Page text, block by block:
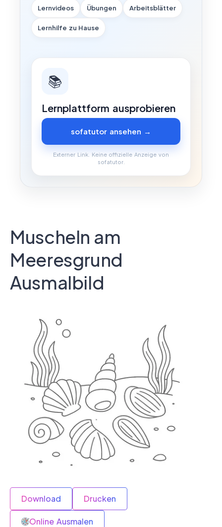
Lernvideos Übungen Arbeitsblätter
Lernhilfe zu Hause
📚
Lernplattform ausprobieren
sofatutor ansehen →
Externer Link. Keine offizielle Anzeige von
sofatutor.
Muscheln am
Meeresgrund
Ausmalbild
Download Drucken
Online Ausmalen